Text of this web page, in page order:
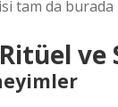
tam da
ve